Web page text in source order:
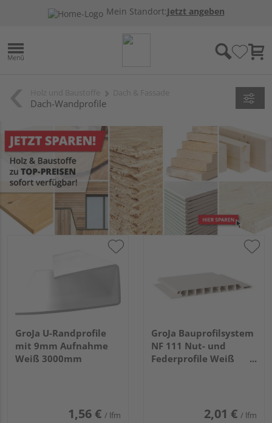
Mein Standort:Jetzt angeben
Dach-Wandprofile
GroJa U-Randprofile
mit 9mm Aufnahme
Weiß 3000mm
1,56 € / lfm
GroJa Bauprofilsystem
NF 111 Nut- und
Federprofile Weiß
2,01 € / lfm